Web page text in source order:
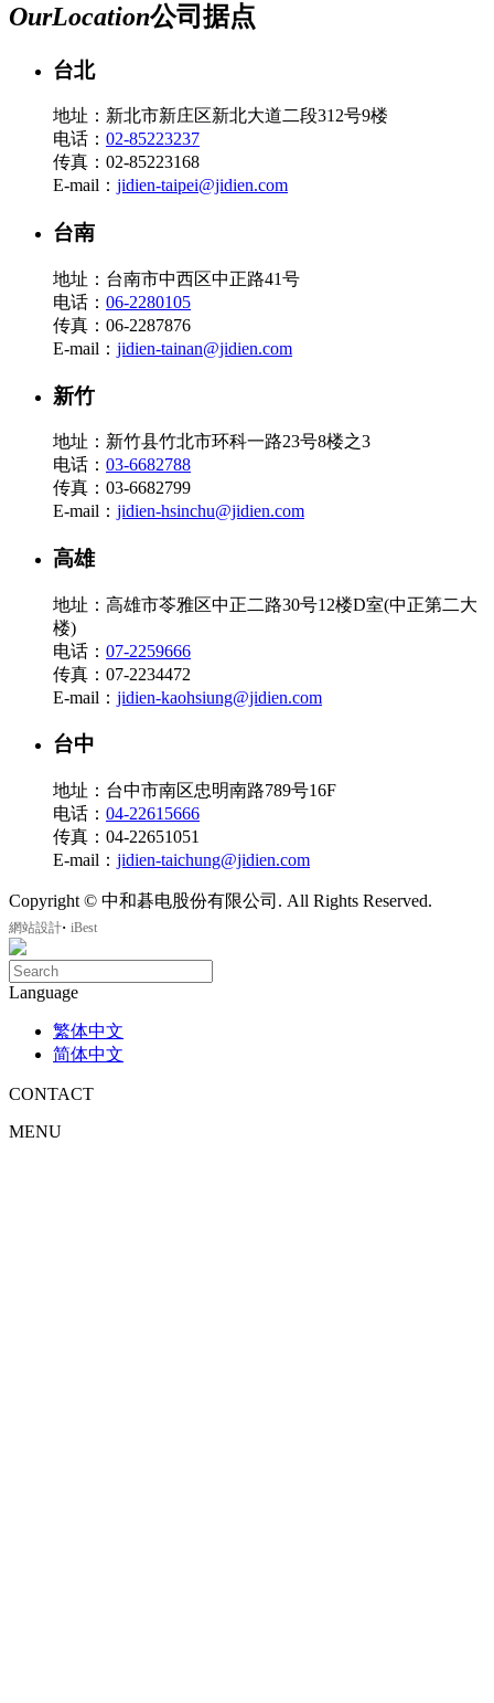
OurLocation公司据点
台北
地址：新北市新庄区新北大道二段312号9楼
电话： 02-85223237
传真：02-85223168
E-mail： jidien-taipei@jidien.com
台南
地址：台南市中西区中正路41号
电话： 06-2280105
传真：06-2287876
E-mail： jidien-tainan@jidien.com
新竹
地址：新竹县竹北市环科一路23号8楼之3
电话： 03-6682788
传真：03-6682799
E-mail： jidien-hsinchu@jidien.com
高雄
地址：高雄市苓雅区中正二路30号12楼D室(中正第二大
楼)
电话： 07-2259666
传真：07-2234472
E-mail： jidien-kaohsiung@jidien.com
台中
地址：台中市南区忠明南路789号16F
电话： 04-22615666
传真：04-22651051
E-mail： jidien-taichung@jidien.com
Copyright © 中和碁电股份有限公司. All Rights Reserved.
網站設計‧ iBest
Language
繁体中文
简体中文
CONTACT
MENU